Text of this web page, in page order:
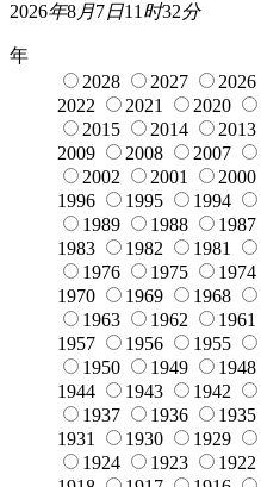
2026年8月7日11 时32分
年
2028
2027 2026
2022
2021 2020
2015
2014 2013
2009
2008 2007
2002
2001 2000
1996
1995 1994
1989
1988 1987
1983
1982 1981
1976
1975 1974
1970
1969 1968
1963
1962 1961
1957
1956 1955
1950
1949 1948
1944
1943 1942
1937
1936 1935
1931
1930 1929
1924
1923 1922